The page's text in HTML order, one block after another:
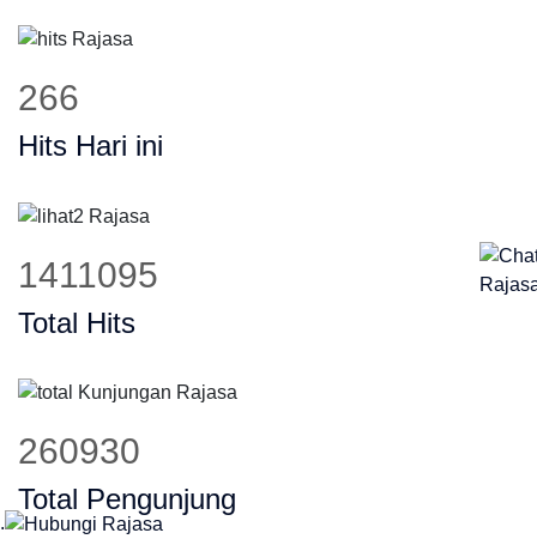
367
Hits Hari ini
1943915
Total Hits
359456
Total Pengunjung
.